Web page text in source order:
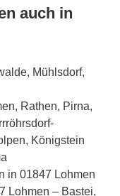
auch in
Mühlsdorf,
Rathen, Pirna,
Königstein
in 01847 Lohmen
Lohmen – Bastei,